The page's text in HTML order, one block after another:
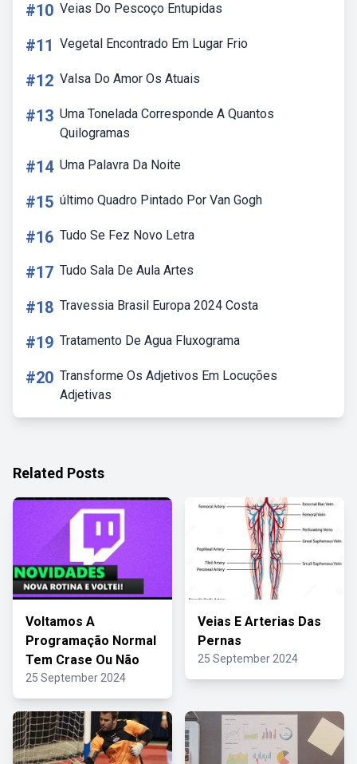
#10 Veias Do Pescoço Entupidas
#11 Vegetal Encontrado Em Lugar Frio
#12 Valsa Do Amor Os Atuais
#13 Uma Tonelada Corresponde A Quantos
Quilogramas
#14 Uma Palavra Da Noite
#15 último Quadro Pintado Por Van Gogh
#16 Tudo Se Fez Novo Letra
#17 Tudo Sala De Aula Artes
#18 Travessia Brasil Europa 2024 Costa
#19 Tratamento De Agua Fluxograma
#20 Transforme Os Adjetivos Em Locuções
Adjetivas
Related Posts
Voltamos A
Programação Normal
Tem Crase Ou Não
25 September 2024
Veias E Arterias Das
Pernas
25 September 2024